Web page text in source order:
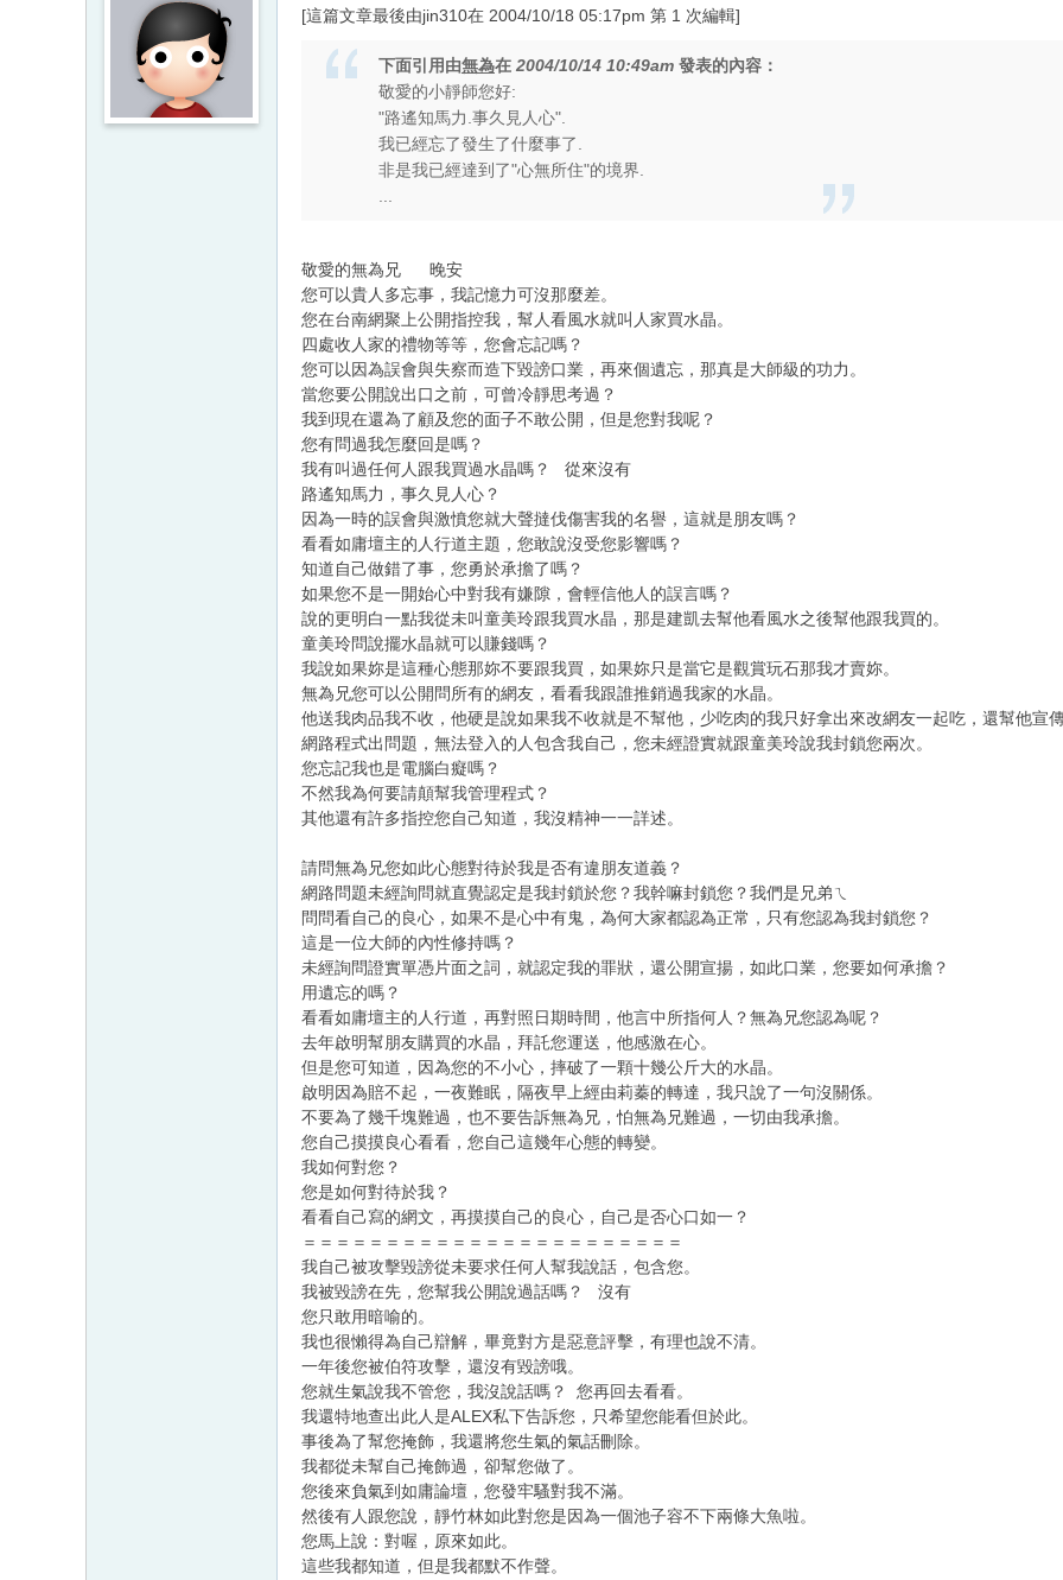
[這篇文章最後由jin310在 2004/10/18 05:17pm 第 1 次編輯]
下面引用由無為在 2004/10/14 10:49am 發表的內容：
敬愛的小靜師您好:
"路遙知馬力.事久見人心".
我已經忘了發生了什麼事了.
非是我已經達到了"心無所住"的境界.
敬愛的無為兄 晚安
您可以貴人多忘事，我記憶力可沒那麼差。
您在台南網聚上公開指控我，幫人看風水就叫人家買水晶。
四處收人家的禮物等等，您會忘記嗎？
您可以因為誤會與失察而造下毀謗口業，再來個遺忘，那真是大師級的功力。
當您要公開說出口之前，可曾冷靜思考過？
我到現在還為了顧及您的面子不敢公開，但是您對我呢？
您有問過我怎麼回是嗎？
我有叫過任何人跟我買過水晶嗎？ 從來沒有
路遙知馬力，事久見人心？
因為一時的誤會與激憤您就大聲撻伐傷害我的名譽，這就是朋友嗎？
看看如庸壇主的人行道主題，您敢說沒受您影響嗎？
知道自己做錯了事，您勇於承擔了嗎？
如果您不是一開始心中對我有嫌隙，會輕信他人的誤言嗎？
說的更明白一點我從未叫童美玲跟我買水晶，那是建凱去幫他看風水之後幫他跟我買的。
童美玲問說擺水晶就可以賺錢嗎？
我說如果妳是這種心態那妳不要跟我買，如果妳只是當它是觀賞玩石那我才賣妳。
無為兄您可以公開問所有的網友，看看我跟誰推銷過我家的水晶。
他送我肉品我不收，他硬是說如果我不收就是不幫他，少吃肉的我只好拿出來改網友一起吃，還幫他宣
網路程式出問題，無法登入的人包含我自己，您未經證實就跟童美玲說我封鎖您兩次。
您忘記我也是電腦白癡嗎？
不然我為何要請顛幫我管理程式？
其他還有許多指控您自己知道，我沒精神一一詳述。
請問無為兄您如此心態對待於我是否有違朋友道義？
網路問題未經詢問就直覺認定是我封鎖於您？我幹嘛封鎖您？我們是兄弟ㄟ
問問看自己的良心，如果不是心中有鬼，為何大家都認為正常，只有您認為我封鎖您？
這是一位大師的內性修持嗎？
未經詢問證實單憑片面之詞，就認定我的罪狀，還公開宣揚，如此口業，您要如何承擔？
用遺忘的嗎？
看看如庸壇主的人行道，再對照日期時間，他言中所指何人？無為兄您認為呢？
去年啟明幫朋友購買的水晶，拜託您運送，他感激在心。
但是您可知道，因為您的不小心，摔破了一顆十幾公斤大的水晶。
啟明因為賠不起，一夜難眠，隔夜早上經由莉蓁的轉達，我只說了一句沒關係。
不要為了幾千塊難過，也不要告訴無為兄，怕無為兄難過，一切由我承擔。
您自己摸摸良心看看，您自己這幾年心態的轉變。
我如何對您？
您是如何對待於我？
看看自己寫的網文，再摸摸自己的良心，自己是否心口如一？
＝＝＝＝＝＝＝＝＝＝＝＝＝＝＝＝＝＝＝＝＝＝＝
我自己被攻擊毀謗從未要求任何人幫我說話，包含您。
我被毀謗在先，您幫我公開說過話嗎？ 沒有
您只敢用暗喻的。
我也很懶得為自己辯解，畢竟對方是惡意評擊，有理也說不清。
一年後您被伯符攻擊，還沒有毀謗哦。
您就生氣說我不管您，我沒說話嗎？ 您再回去看看。
我還特地查出此人是ALEX私下告訴您，只希望您能看但於此。
事後為了幫您掩飾，我還將您生氣的氣話刪除。
我都從未幫自己掩飾過，卻幫您做了。
您後來負氣到如庸論壇，您發牢騷對我不滿。
然後有人跟您說，靜竹林如此對您是因為一個池子容不下兩條大魚啦。
您馬上說：對喔，原來如此。
這些我都知道，但是我都默不作聲。